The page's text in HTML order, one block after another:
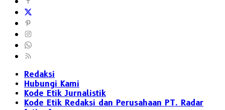
Redaksi
Hubungi Kami
Kode Etik Jurnalistik
Kode Etik Redaksi dan Perusahaan PT. Radar